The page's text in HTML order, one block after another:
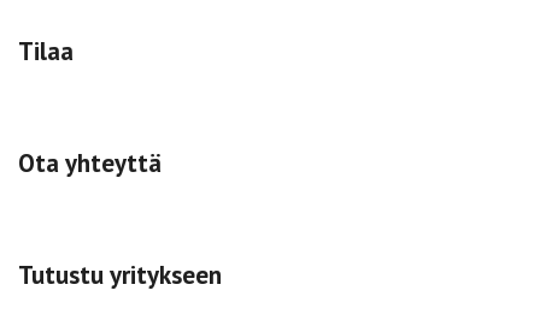
Tilaa
Ota yhteyttä
Tutustu yritykseen